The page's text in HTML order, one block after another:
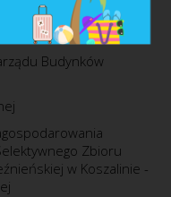
Budynków
Zbioru
w Koszalinie -